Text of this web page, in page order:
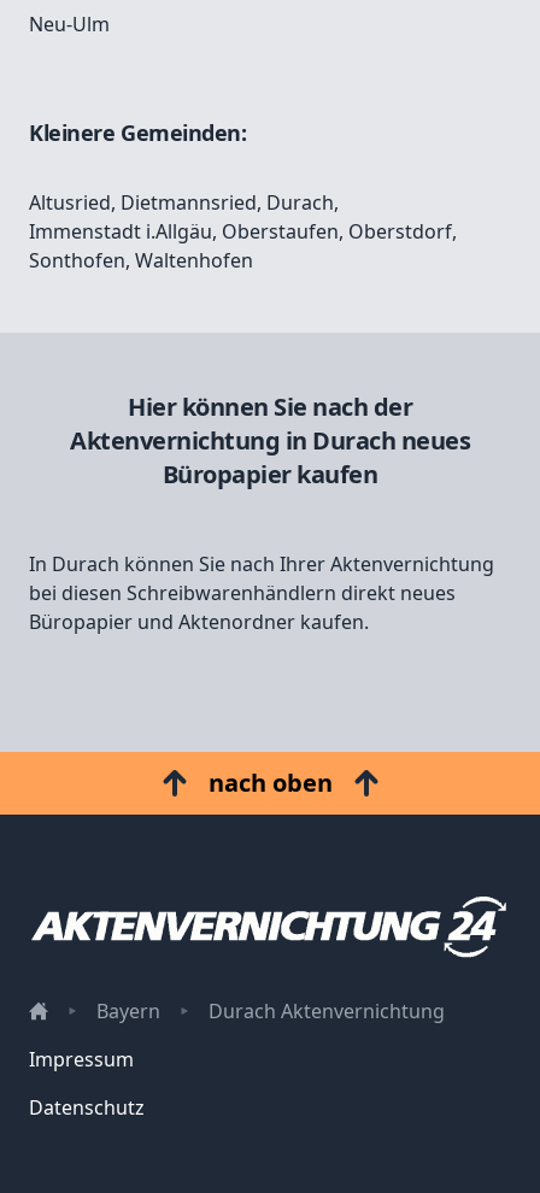
Neu-Ulm
Kleinere Gemeinden:
Altusried, Dietmannsried, Durach,
Immenstadt i.Allgäu, Oberstaufen, Oberstdorf,
Sonthofen, Waltenhofen
Hier können Sie nach der
Aktenvernichtung in Durach neues
Büropapier kaufen
In Durach können Sie nach Ihrer Aktenvernichtung
bei diesen Schreibwarenhändlern direkt neues
Büropapier und Aktenordner kaufen.
nach oben
Bayern
Durach Aktenvernichtung
Impressum
Datenschutz